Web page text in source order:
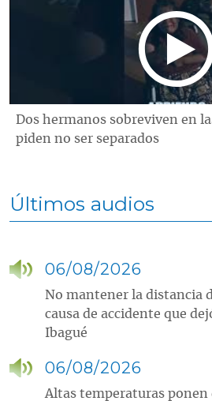
Dos hermanos sobreviven en
piden no ser separados
Últimos audios
06/08/2026
No mantener la distancia
causa de accidente que
Ibagué
06/08/2026
Altas temperaturas ponen